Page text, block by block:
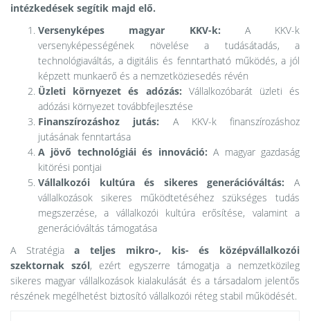
intézkedések segítik majd elő.
Versenyképes magyar KKV-k: A KKV-k
versenyképességének növelése a tudásátadás, a
technológiaváltás, a digitális és fenntartható működés, a jól
képzett munkaerő és a nemzetköziesedés révén
Üzleti környezet és adózás: Vállalkozóbarát üzleti és
adózási környezet továbbfejlesztése
Finanszírozáshoz jutás: A KKV-k finanszírozáshoz
jutásának fenntartása
A jövő technológiái és innováció:A magyar gazdaság
kitörési pontjai
Vállalkozói kultúra és sikeres generációváltás: A
vállalkozások sikeres működtetéséhez szükséges tudás
megszerzése, a vállalkozói kultúra erősítése, valamint a
generációváltás támogatása
A Stratégiaa teljes mikro-, kis- és középvállalkozói
szektornak szól, ezért egyszerre támogatja a nemzetközileg
sikeres magyar vállalkozások kialakulását és a társadalom jelentős
részének megélhetést biztosító vállalkozói réteg stabil működését.